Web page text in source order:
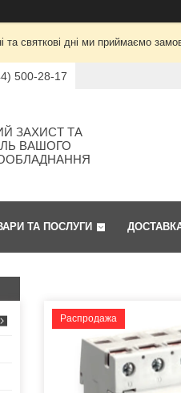
та святкові дні ми приймаємо
500-28-17
ЗАХИСТ ТА
ВАШОГО
ТА ПОСЛУГИ
Распродажа